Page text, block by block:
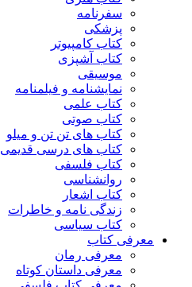
سفرنامه
پزشکی
کتاب کامپیوتر
کتاب آشپزی
موسیقی
نمایشنامه و فیلمنامه
کتاب علمی
کتاب صوتی
کتاب های تن تن و میلو
کتاب های درسی قدیمی
کتاب فلسفی
روانشناسی
کتاب اشعار
زندگی نامه و خاطرات
کتاب سیاسی
معرفی کتاب
معرفی رمان
معرفی داستان کوتاه